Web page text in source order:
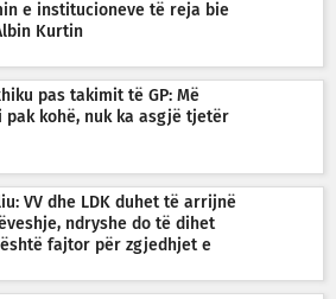
e institucioneve të reja bie
Kurtin
pas takimit të GP: Më
pak kohë, nuk ka asgjë tjetër
VV dhe LDK duhet të arrijnë
ndryshe do të dihet
është fajtor për zgjedhjet e